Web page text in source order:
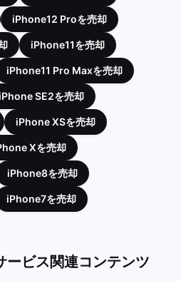
iPhone12 Proを売却
iPhone11を売却
iPhone11 Pro Maxを売却
iPhone SE2を売却
iPhone XSを売却
Xを売却
iPhone8を売却
iPhone7を売却
ビス関連コンテンツ